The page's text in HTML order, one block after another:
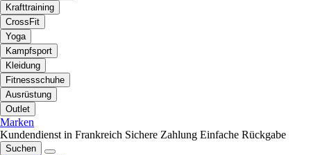
Krafttraining
CrossFit
Yoga
Kampfsport
Kleidung
Fitnessschuhe
Ausrüstung
Outlet
Marken
Kundendienst in Frankreich Sichere Zahlung Einfache Rückgabe
Suchen